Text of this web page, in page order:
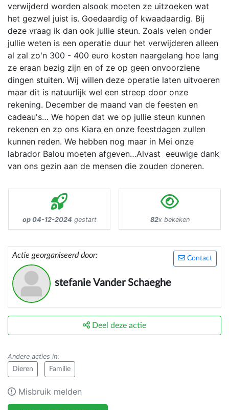
verwijderd worden alsook moeten ze uitzoeken wat
het gezwel juist is. Goedaardig of kwaadaardig. Bij
deze vraag ik dan ook jullie steun. Zoals velen onder
jullie weten is een operatie duur het verwijderen alleen
al zal zo'n 300 - 400 euro kosten naargelang hoe lang
ze eraan bezig zijn en of ze op geen onvoorziene
dingen stuiten. Wij willen deze operatie laten uitvoeren
maar dit is natuurlijk wel een streep door onze
rekening. December de maand van de feesten en
cadeau's… We hopen dat we op jullie steun kunnen
rekenen en zo ons Kiara en onze feestdagen zullen
kunnen reden. We hebben nog maar in Mei onze
labrador Balou moeten afgeven…Alvast eeuwige dank
van ons gezin aan de mensen die zouden doneren.
op 04-12-2024 gestart 82x bekeken
Contact
Actie georganiseerd door:
stefanie Vander Schaeghe
Deel deze actie
Andere acties in:
Dieren Familie
Misbruik melden